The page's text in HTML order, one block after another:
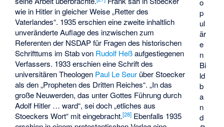
o
p
ul
är
e
n
Bi
ld
b
a
n
d
wie in Hitler in gleicher Weise „Retter des
Vaterlandes“. 1935 erschien eine zweite inhaltlich
unveränderte Auflage des inzwischen zum
Referenten der NSDAP für Fragen des historischen
Schrifttums im Stab von Rudolf Heßaufgestiegenen
Verfassers. 1933 erschien eine Schrift des
universitären Theologen Paul Le Seur über Stoecker
als den „Propheten des Dritten Reiches“. „In das
große Neuwerden, das unter Gottes Führung durch
Adolf Hitler … ward“, sei doch „etliches aus
Stoeckers Wort“ mit eingebracht.[28] Ebenfalls 1935